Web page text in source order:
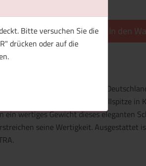
Bitte versuchen Sie die
drücken oder auf die
bestellen In den
hergestellt in
Die massive Metallspitze
ein wertiges Gewicht dieses eleganten
seine Wertigkeit. Ausgestattet